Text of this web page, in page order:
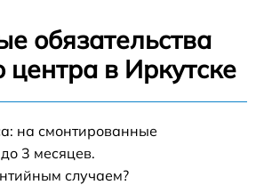
обязательства
центра в Иркутске
на смонтированные
3 месяцев.
случаем?